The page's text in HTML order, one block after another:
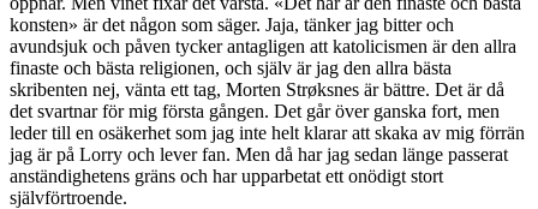
konsten» är det någon som säger. Jaja, tänker jag bitter och
avundsjuk och påven tycker antagligen att katolicismen är den allra
finaste och bästa religionen, och själv är jag den allra bästa
skribenten nej, vänta ett tag, Morten Strøksnes är bättre. Det är då
det svartnar för mig första gången. Det går över ganska fort, men
leder till en osäkerhet som jag inte helt klarar att skaka av mig förrän
jag är på Lorry och lever fan. Men då har jag sedan länge passerat
anständighetens gräns och har upparbetat ett onödigt stort
självförtroende.